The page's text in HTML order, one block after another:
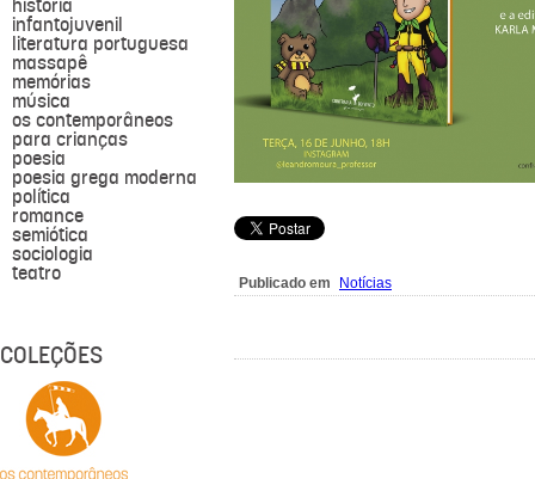
história
infantojuvenil
literatura portuguesa
massapê
memórias
música
os contemporâneos
para crianças
poesia
poesia grega moderna
política
romance
semiótica
sociologia
teatro
COLEÇÕES
Publicado em Notícias